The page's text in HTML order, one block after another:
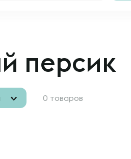
персик
0 товаров